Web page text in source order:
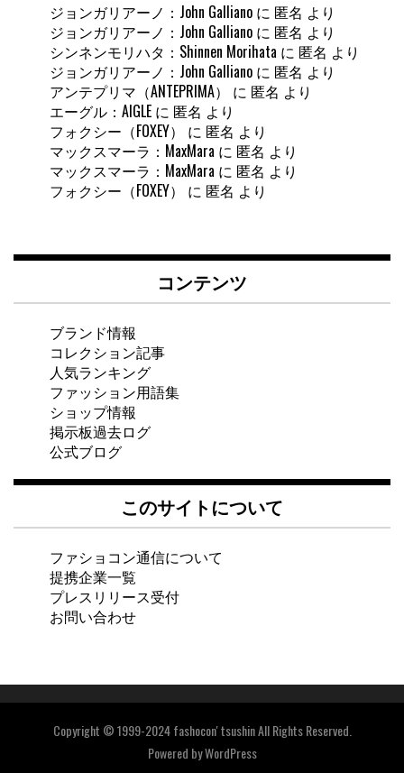
ジョンガリアーノ：John Galliano に 匿名 より
ジョンガリアーノ：John Galliano に 匿名 より
シンネンモリハタ：Shinnen Morihata に 匿名 より
ジョンガリアーノ：John Galliano に 匿名 より
アンテプリマ（ANTEPRIMA）
に 匿名 より
エーグル：AIGLE に 匿名 より
フォクシー（FOXEY）
に 匿名 より
マックスマーラ：MaxMara に 匿名 より
マックスマーラ：MaxMara に 匿名 より
フォクシー（FOXEY）
に 匿名 より
コンテンツ
ブランド情報
コレクション記事
人気ランキング
ファッション用語集
ショップ情報
掲示板過去ログ
公式ブログ
このサイトについて
ファショコン通信について
提携企業一覧
プレスリリース受付
お問い合わせ
Copyright © 1999-2024 fashocon' tsushin All Rights Reserved.
Powered byWordPress